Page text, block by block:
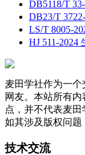
DB5118/T
DB23/T
LS/T 8005-
HJ 511-
麦田学社作为一
网友。本站所有
点，并不代表麦田
如其涉及版权问题
技术交流